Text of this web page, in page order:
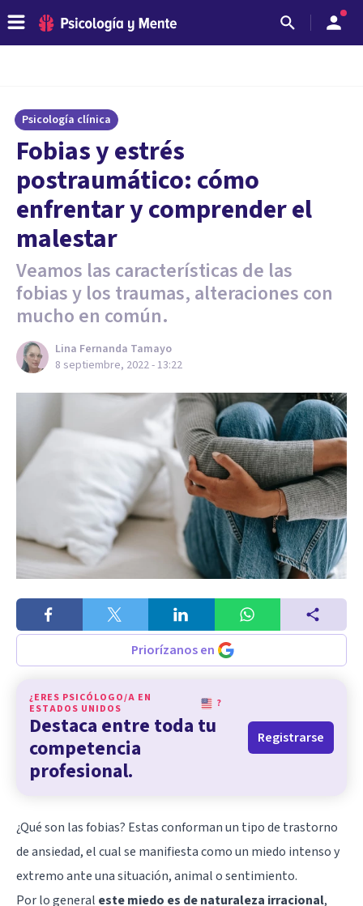
Psicología clínica
Fobias y estrés
postraumático: cómo
enfrentar y comprender el
malestar
Veamos las características de las
fobias y los traumas, alteraciones con
mucho en común.
Lina Fernanda Tamayo
8 septiembre, 2022 - 13:22
Priorízanos en
¿ERES PSICÓLOGO/A EN
ESTADOS UNIDOS
?
Destaca entre toda tu
competencia
profesional.
Registrarse
¿Qué son las fobias? Estas conforman un tipo de trastorno
de ansiedad, el cual se manifiesta como un miedo intenso y
extremo ante una situación, animal o sentimiento.
Por lo general este miedo es de naturaleza irracional,